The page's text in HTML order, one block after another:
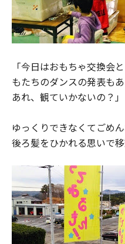
「今日はおもちゃ交換会
もたちのダンスの発表もあ
あれ、観ていかないの？」
ゆっくりできなくてごめ
後ろ髪をひかれる思いで移